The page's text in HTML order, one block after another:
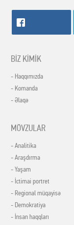
BİZ KİMİK
- Haqqımızda
- Komanda
- Əlaqə
MÖVZULAR
- Analitika
- Araşdırma
- Yaşam
- İctimai portret
- Regional müqayisə
- Demokratiya
- İnsan haqqları